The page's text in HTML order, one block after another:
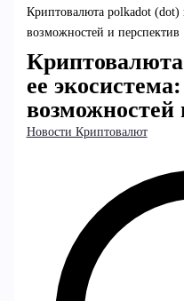
Криптовалюта polkadot (dot)
возможностей и перспектив
ее
возможностей
Новости Криптовалют